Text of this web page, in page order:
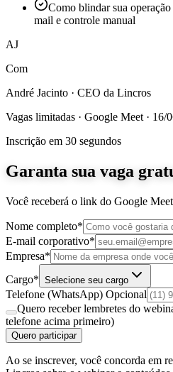
Como blindar sua
mail e controle manual
AJ
Com
André Jacinto · CEO da Lincros
Vagas limitadas · Google Meet · 16/
Inscrição em 30 segundos
Garanta sua vaga
Você receberá o link do Google
Nome completo*
E-mail corporativo*
Empresa*
Cargo* Selecione seu cargo
Telefone (WhatsApp) Opcional
Quero receber lembretes do
telefone acima primeiro)
Quero participar
Ao se inscrever, você concorda em